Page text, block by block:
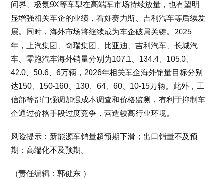
问界、极氪9X等车型在高端车市场持续放量，也有望明
显增强相关车企的业绩，看好赛力斯、吉利汽车等后续发
展。同时，海外市场将继续成为车企破局关键。2025
年，上汽集团、奇瑞集团、比亚迪、吉利汽车、长城汽
车、零跑汽车海外销量分别为107.1、134.4、105.0、
42.0、50.6、6万辆，2026年相关车企海外销量目标分别
达150、150-160、130、64、60、10-15万辆。此外，工
信部等部门强调加强成本调查和价格监测，有利于抑制车
企通过价格手段过度竞争，营造较高行业环境。
风险提示：新能源车销量超预期下滑；出口销量不及预
期；高端化不及预期。
（责任编辑：郭健东 ）